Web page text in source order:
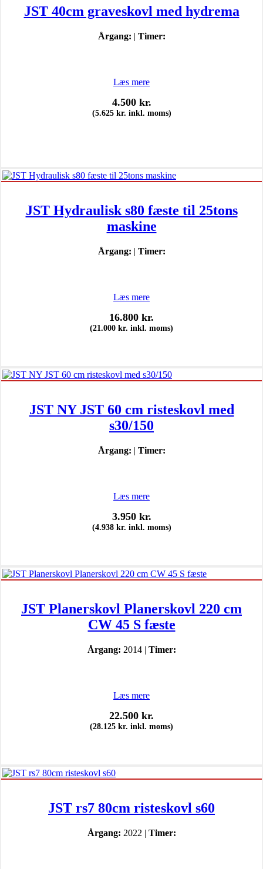
JST 40cm graveskovl med hydrema
Årgang: | Timer:
Læs mere
4.500 kr.
(5.625 kr. inkl. moms)
JST Hydraulisk s80 fæste til 25tons
maskine
Årgang: | Timer:
Læs mere
16.800 kr.
(21.000 kr. inkl. moms)
JST NY JST 60 cm risteskovl med
s30/150
Årgang: | Timer:
Læs mere
3.950 kr.
(4.938 kr. inkl. moms)
JST Planerskovl Planerskovl 220 cm
CW 45 S fæste
Årgang: 2014 | Timer:
Læs mere
22.500 kr.
(28.125 kr. inkl. moms)
JST rs7 80cm risteskovl s60
Årgang: 2022 | Timer: